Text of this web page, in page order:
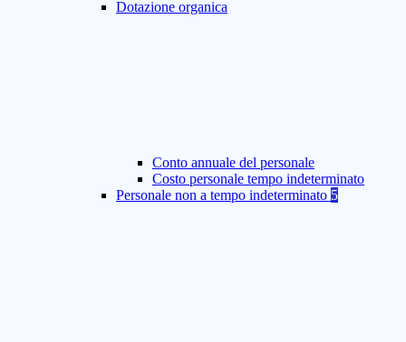
Dotazione organica
Conto annuale del personale
Costo personale tempo indeterminato
Personale non a tempo indeterminato 5